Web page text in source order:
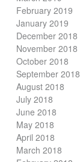
February 2019
January 2019
December 2018
November 2018
October 2018
September 2018
August 2018
July 2018
June 2018
May 2018
April 2018
March 2018